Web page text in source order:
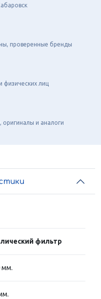
проверенные бренды
лиц
оригиналы и аналоги
фильтр
мм.